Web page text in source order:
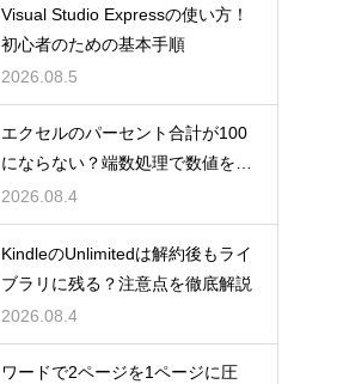
Visual Studio Expressの使い方！
初心者のための基本手順
2026.08.5
エクセルのパーセント合計が100
にならない？端数処理で数値を合
わせる技
2026.08.4
KindleのUnlimitedは解約後もライ
ブラリに残る？注意点を徹底解説
2026.08.4
ワードで2ページを1ページに圧